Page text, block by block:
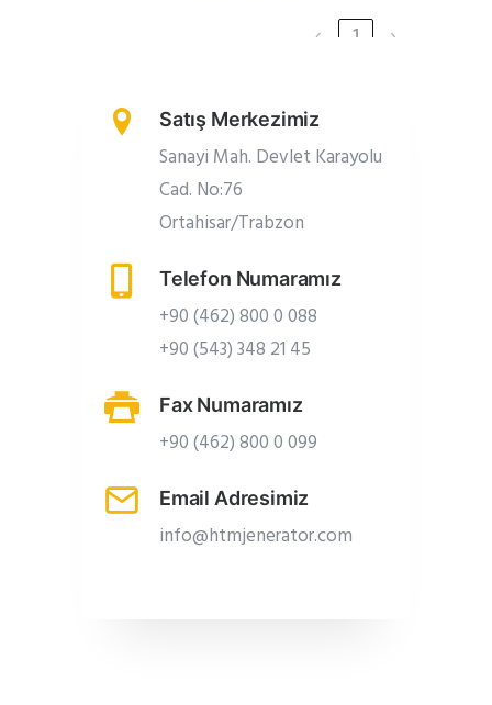
‹ 1 ›
Satış Merkezimiz
Sanayi Mah. Devlet Karayolu
Cad. No:76
Ortahisar/Trabzon
Telefon Numaramız
+90 (462) 800 0 088
+90 (543) 348 21 45
Fax Numaramız
+90 (462) 800 0 099
Email Adresimiz
info@htmjenerator.com